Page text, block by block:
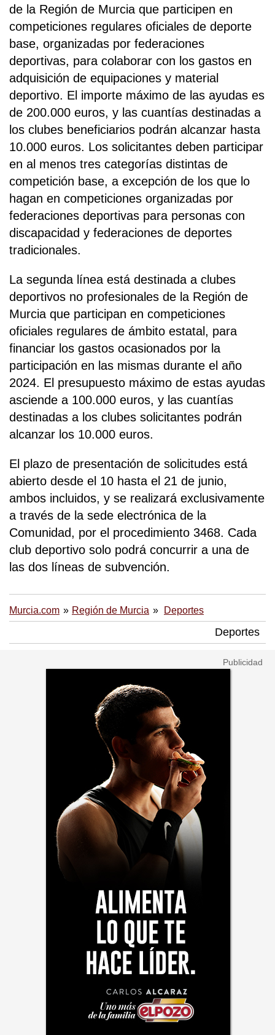
de la Región de Murcia que participen en
competiciones regulares oficiales de deporte
base, organizadas por federaciones
deportivas, para colaborar con los gastos en
adquisición de equipaciones y material
deportivo. El importe máximo de las ayudas es
de 200.000 euros, y las cuantías destinadas a
los clubes beneficiarios podrán alcanzar hasta
10.000 euros. Los solicitantes deben participar
en al menos tres categorías distintas de
competición base, a excepción de los que lo
hagan en competiciones organizadas por
federaciones deportivas para personas con
discapacidad y federaciones de deportes
tradicionales.
La segunda línea está destinada a clubes
deportivos no profesionales de la Región de
Murcia que participan en competiciones
oficiales regulares de ámbito estatal, para
financiar los gastos ocasionados por la
participación en las mismas durante el año
2024. El presupuesto máximo de estas ayudas
asciende a 100.000 euros, y las cuantías
destinadas a los clubes solicitantes podrán
alcanzar los 10.000 euros.
El plazo de presentación de solicitudes está
abierto desde el 10 hasta el 21 de junio,
ambos incluidos, y se realizará exclusivamente
a través de la sede electrónica de la
Comunidad, por el procedimiento 3468. Cada
club deportivo solo podrá concurrir a una de
las dos líneas de subvención.
Murcia.com Región de Murcia Deportes
Deportes